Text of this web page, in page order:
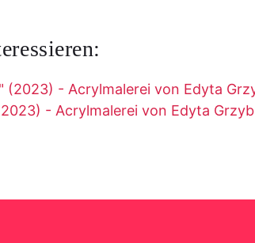
- Acrylmalerei von Edyta Grzyb